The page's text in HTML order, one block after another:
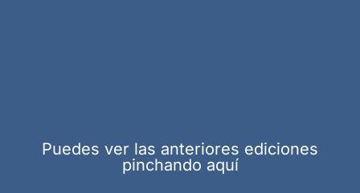
Puedes ver las anteriores ediciones
pinchando aquí